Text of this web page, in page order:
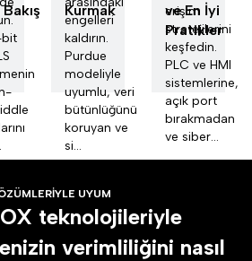
Kurmak
engelleri
kaldırın.
Purdue
modeliyle
uyumlu, veri
bütünlüğünü
koruyan ve
si...
ve En İyi
Pratikler
erişim
stratejilerini
keşfedin.
PLC ve HMI
sistemlerine,
açık port
bırakmadan
ve siber...
UYUM
teknolojileriyle
verimliliğini nasıl